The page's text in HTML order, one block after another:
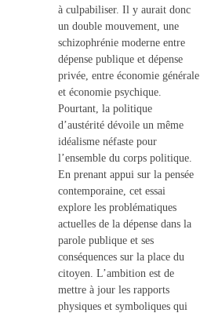
à culpabiliser. Il y aurait donc
un double mouvement, une
schizophrénie moderne entre
dépense publique et dépense
privée, entre économie générale
et économie psychique.
Pourtant, la politique
d’austérité dévoile un même
idéalisme néfaste pour
l’ensemble du corps politique.
En prenant appui sur la pensée
contemporaine, cet essai
explore les problématiques
actuelles de la dépense dans la
parole publique et ses
conséquences sur la place du
citoyen. L’ambition est de
mettre à jour les rapports
physiques et symboliques qui